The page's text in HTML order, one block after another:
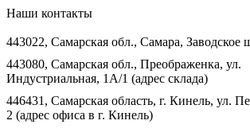
Наши контакты
443022, Самарская обл., Самара, Заводское
443080, Самарская обл., Преображенка, ул.
Индустриальная, 1А/1 (адрес склада)
446431, Самарская область, г. Кинель, ул.
2 (адрес офиса в г. Кинель)